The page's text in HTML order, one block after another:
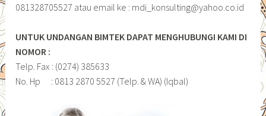
081328705527 atau email ke : mdi_konsulting@yahoo.co.id
UNTUK UNDANGAN BIMTEK DAPAT MENGHUBUNGI KAMI DI
NOMOR :
Telp. Fax : (0274) 385633
No. Hp : 0813 2870 5527 (Telp. & WA) (Iqbal)